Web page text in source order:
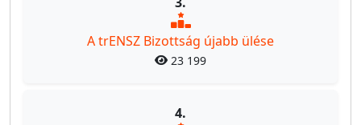
A trENSZ Bizottság újabb ülése
23 199
4.